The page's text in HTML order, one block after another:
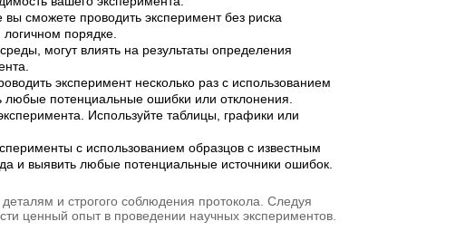
вы сможете проводить эксперимент без риска
порядке.
могут влиять на результаты определения
эксперимент несколько раз с использованием
любые потенциальные ошибки или отклонения.
Используйте таблицы, графики или
с использованием образцов с известным
и выявить любые потенциальные источники ошибок.
и строгого соблюдения протокола. Следуя
ценный опыт в проведении научных экспериментов.